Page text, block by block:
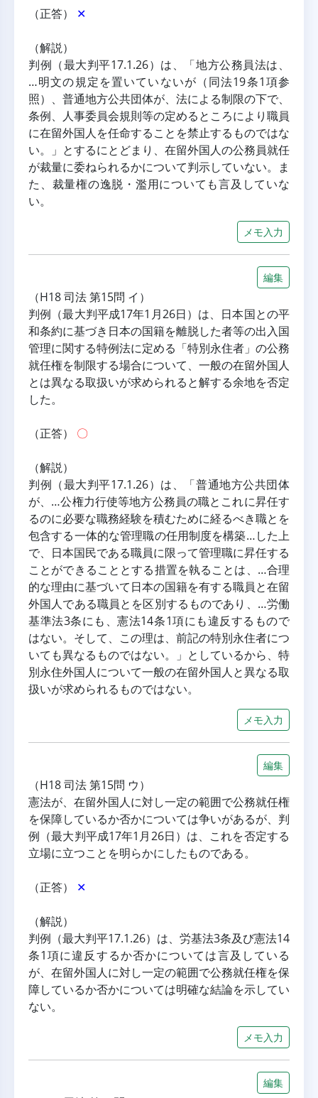
（正答） ✕
（解説）
判例（最大判平17.1.26）は、「地方公務員法は、
…明文の規定を置いていないが（同法19条1項参
照）、普通地方公共団体が、法による制限の下で、
条例、人事委員会規則等の定めるところにより職員
に在留外国人を任命することを禁止するものではな
い。」とするにとどまり、在留外国人の公務員就任
が裁量に委ねられるかについて判示していない。ま
た、裁量権の逸脱・濫用についても言及していな
い。
メモ入力
編集
（H18 司法 第15問 イ）
判例（最大判平成17年1月26日）は、日本国との平
和条約に基づき日本の国籍を離脱した者等の出入国
管理に関する特例法に定める「特別永住者」の公務
就任権を制限する場合について、一般の在留外国人
とは異なる取扱いが求められると解する余地を否定
した。
（正答） 〇
（解説）
判例（最大判平17.1.26）は、「普通地方公共団体
が、…公権力行使等地方公務員の職とこれに昇任す
るのに必要な職務経験を積むために経るべき職とを
包含する一体的な管理職の任用制度を構築…した上
で、日本国民である職員に限って管理職に昇任する
ことができることとする措置を執ることは、…合理
的な理由に基づいて日本の国籍を有する職員と在留
外国人である職員とを区別するものであり、…労働
基準法3条にも、憲法14条1項にも違反するもので
はない。そして、この理は、前記の特別永住者につ
いても異なるものではない。」としているから、特
別永住外国人について一般の在留外国人と異なる取
扱いが求められるものではない。
メモ入力
編集
（H18 司法 第15問 ウ）
憲法が、在留外国人に対し一定の範囲で公務就任権
を保障しているか否かについては争いがあるが、判
例（最大判平成17年1月26日）は、これを否定する
立場に立つことを明らかにしたものである。
（正答） ✕
（解説）
判例（最大判平17.1.26）は、労基法3条及び憲法14
条1項に違反するか否かについては言及している
が、在留外国人に対し一定の範囲で公務就任権を保
障しているか否かについては明確な結論を示してい
ない。
メモ入力
編集